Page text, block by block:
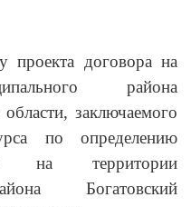
договора на
района
заключаемого
по определению
на территории
Богатовский